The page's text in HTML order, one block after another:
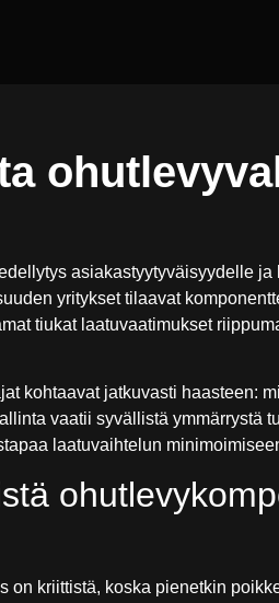
asiakastyytyväisyydelle
yritykset tilaavat
tiukat laatuvaatimukset
kohtaavat jatkuvasti haasteen:
vaatii syvällistä ymmärrystä
laatuvaihtelun
on kriittistä, koska pienetkin